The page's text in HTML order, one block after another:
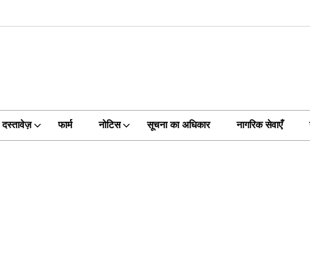
दस्तावेज़ फार्म नोटिस सूचना का अधिकार नागरिक सेवाएँ